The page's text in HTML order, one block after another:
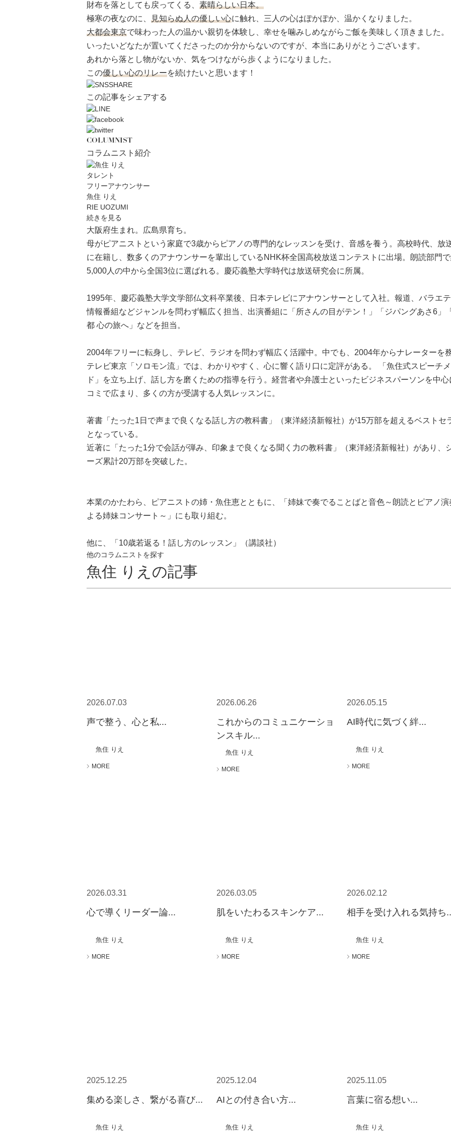
財布を落としても戻ってくる、 素晴らしい日本。
極寒の夜なのに、 見知らぬ人の優しい心に触れ、三人の心はぽかぽか、温かくなりました。
大都会東京で味わった人の温かい親切を体験し、幸せを噛みしめながらご飯を美味しく頂きました。
いったいどなたが置いてくださったのか分からないのですが、本当にありがとうございます。
あれから落とし物がないか、気をつけながら歩くようになりました。
この優しい心のリレーを続けたいと思います！
この記事をシェアする
COLUMNIST
コラムニスト紹介
タレント
フリーアナウンサー
魚住 りえ
RIE UOZUMI
続きを見る
大阪府生まれ。広島県育ち。
母がピアニストという家庭で3歳からピアノの専門的なレッスンを受け、音感を養う。高校時代、放
に在籍し、数多くのアナウンサーを輩出しているNHK杯全国高校放送コンテストに出場。朗読部門
5,000人の中から全国3位に選ばれる。慶応義塾大学時代は放送研究会に所属。
1995年、慶応義塾大学文学部仏文科卒業後、日本テレビにアナウンサーとして入社。報道、バラエ
情報番組などジャンルを問わず幅広く担当、出演番組に「所さんの目がテン！」「ジパングあさ6」
都 心の旅へ」などを担当。
2004年フリーに転身し、テレビ、ラジオを問わず幅広く活躍中。中でも、2004年からナレーターを
テレビ東京「ソロモン流」では、わかりやすく、心に響く語り口に定評がある。 「魚住式スピーチ
ド」を立ち上げ、話し方を磨くための指導を行う。経営者や弁護士といったビジネスパーソンを中心
コミで広まり、多くの方が受講する人気レッスンに。
著書「たった1日で声まで良くなる話し方の教科書」（東洋経済新報社）が15万部を超えるベストセ
となっている。
近著に「たった1分で会話が弾み、印象まで良くなる聞く力の教科書」（東洋経済新報社）があり、
ーズ累計20万部を突破した。
本業のかたわら、ピアニストの姉・魚住恵とともに、「姉妹で奏でることばと音色～朗読とピアノ演
よる姉妹コンサート～」にも取り組む。
他に、「10歳若返る！話し方のレッスン」（講談社）
他のコラムニストを探す
魚住 りえの記事
2026.07.03
声で整う、心と私...
魚住 りえ
MORE
2026.06.26
これからのコミュニケーショ
ンスキル...
魚住 りえ
MORE
2026.05.15
AI時代に気づく絆...
魚住 りえ
MORE
2026.03.31
心で導くリーダー論...
魚住 りえ
MORE
2026.03.05
肌をいたわるスキンケア...
魚住 りえ
MORE
2026.02.12
相手を受け入れる気持ち
魚住 りえ
MORE
2025.12.25
集める楽しさ、繋がる喜び...
魚住 りえ
2025.12.04
AIとの付き合い方...
魚住 りえ
2025.11.05
言葉に宿る想い...
魚住 りえ